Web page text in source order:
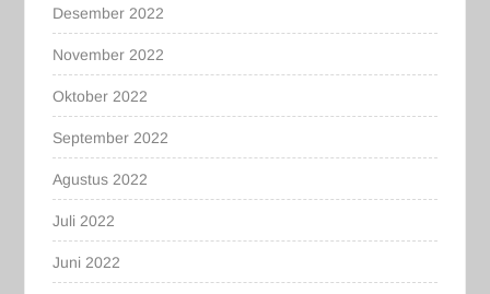
Desember 2022
November 2022
Oktober 2022
September 2022
Agustus 2022
Juli 2022
Juni 2022